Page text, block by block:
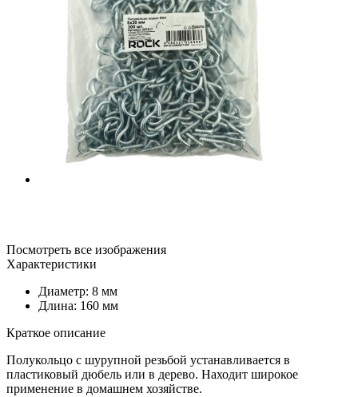
Посмотреть все изображения
Характеристики
Диаметр: 8 мм
Длина: 160 мм
Краткое описание
Полукольцо с шурупной резьбой устанавливается в
пластиковый дюбель или в дерево. Находит широкое
применение в домашнем хозяйстве.